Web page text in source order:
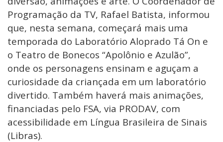
Programação da TV, Rafael Batista, informou
que, nesta semana, começará mais uma
temporada do Laboratório Aloprado Tá On e
o Teatro de Bonecos “Apolônio e Azulão”,
onde os personagens ensinam e aguçam a
curiosidade da criançada em um laboratório
divertido. Também haverá mais animações,
financiadas pelo FSA, via PRODAV, com
acessibilidade em Língua Brasileira de Sinais
(Libras).